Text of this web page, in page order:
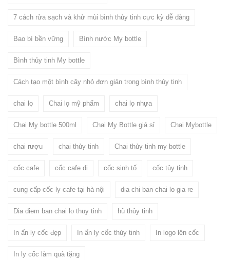
7 cách rửa sạch và khử mùi bình thủy tinh cực kỳ dễ dàng
Bao bì bền vững Bình nước My bottle
Bình thủy tinh My bottle
Cách tạo một bình cây nhỏ đơn giản trong bình thủy tinh
chai lọ Chai lọ mỹ phẩm chai lọ nhựa
Chai My bottle 500ml Chai My Bottle giá sỉ Chai Mybottle
chai rượu chai thủy tinh Chai thủy tinh my bottle
cốc cafe cốc cafe dị cốc sinh tố cốc tủy tinh
cung cấp cốc ly cafe tại hà nội dia chi ban chai lo gia re
Dia diem ban chai lo thuy tinh hũ thủy tinh
In ấn ly cốc đẹp In ấn ly cốc thủy tinh In logo lên cốc
In ly cốc làm quà tặng